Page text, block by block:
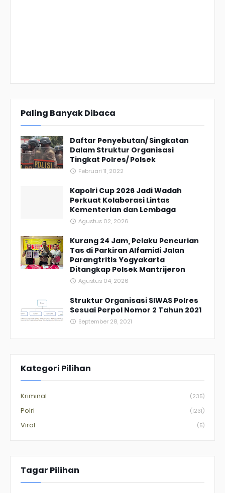
Paling Banyak Dibaca
Daftar Penyebutan/ Singkatan
Dalam Struktur Organisasi
Tingkat Polres/ Polsek
Februari 11, 2022
Kapolri Cup 2026 Jadi Wadah
Perkuat Kolaborasi Lintas
Kementerian dan Lembaga
Agustus 02, 2026
Kurang 24 Jam, Pelaku Pencurian
Tas di Parkiran Alfamidi Jalan
Parangtritis Yogyakarta
Ditangkap Polsek Mantrijeron
Agustus 04, 2026
Struktur Organisasi SIWAS Polres
Sesuai Perpol Nomor 2 Tahun 2021
September 28, 2021
Kategori Pilihan
Kriminal (235)
Polri (1231)
Viral (5)
Tagar Pilihan